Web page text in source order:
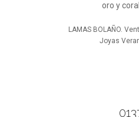
oro y coral.
LAMAS BOLAÑO.
Joyas